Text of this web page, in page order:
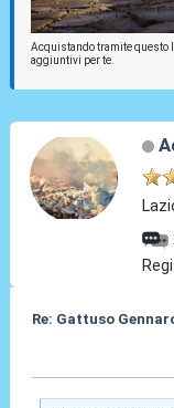
Acquistando tramite questo
aggiuntivi per te.
Re: Gattuso